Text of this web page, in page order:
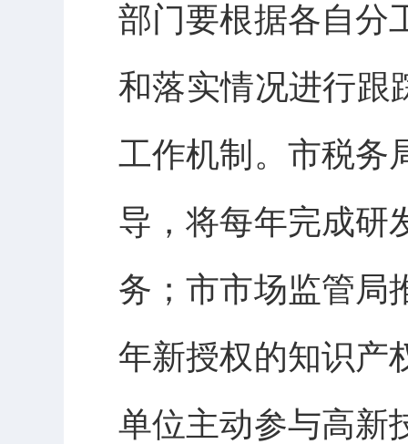
部门要根据各自分
和落实情况进行跟
工作机制。市税务
导，将每年完成研
务；市市场监管局
年新授权的知识产
单位主动参与高新